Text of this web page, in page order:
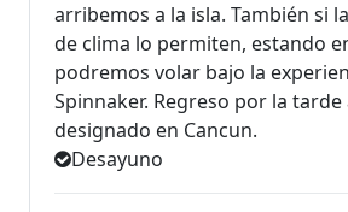
arribemos a la isla. También si
de clima lo permiten, estando
podremos volar bajo la
Spinnaker. Regreso por la
designado en Cancun.
Desayuno